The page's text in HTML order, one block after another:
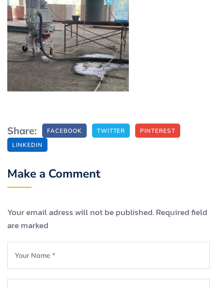
Share: FACEBOOK TWITTER
PINTEREST
LINKEDIN
Make a Comment
Your email adress will not be published. Required field
are marked